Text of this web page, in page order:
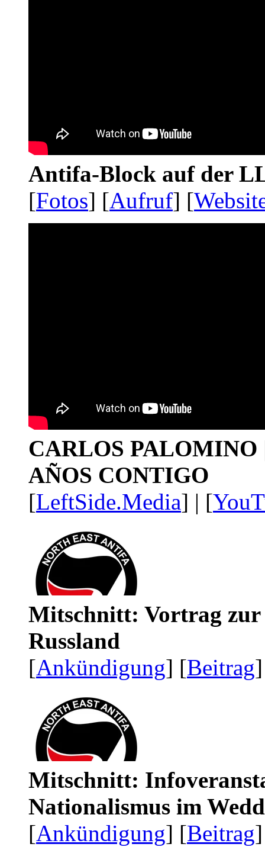
Antifa-Block auf der
[Fotos] [Aufruf] [
CARLOS PALOMINO
AÑOS CONTIGO
[LeftSide.Media] | [
Mitschnitt: Vortrag zur
Russland
[Ankündigung] [Beitrag
Mitschnitt:
Nationalismus im
[Ankündigung] [Beitrag